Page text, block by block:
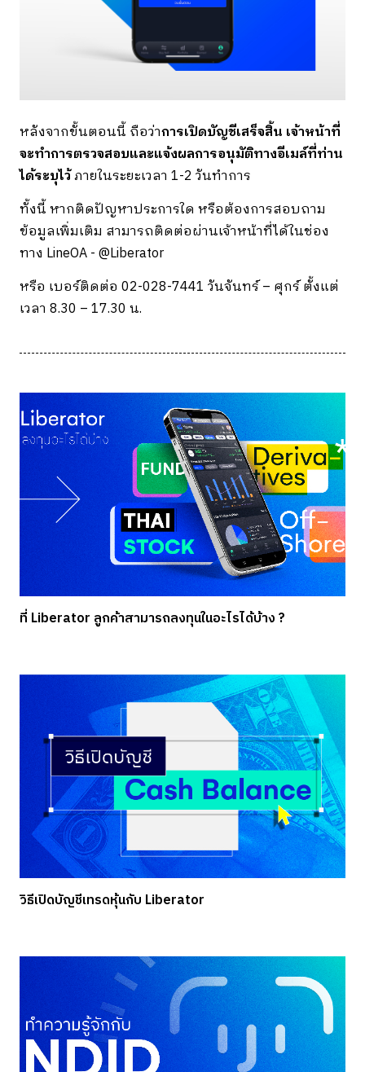
หลังจากขั้นตอนนี้ ถือว่าการเปิดบัญชีเสร็จสิ้น เจ้าหน้าที่
จะทำการตรวจสอบและแจ้งผลการอนุมัติทางอีเมล์ที่ท่าน
ได้ระบุไว้ภายในระยะเวลา 1-2 วันทำการ
ทั้งนี้ หากติดปัญหาประการใด หรือต้องการสอบถาม
ข้อมูลเพิ่มเติม สามารถติดต่อผ่านเจ้าหน้าที่ได้ในช่อง
ทาง LineOA - @Liberator
หรือ เบอร์ติดต่อ 02-028-7441 วันจันทร์ – ศุกร์ ตั้งแต่
เวลา 8.30 – 17.30 น.
ที่ Liberator ลูกค้าสามารถลงทุนในอะไรได้บ้าง ?
วิธีเปิดบัญชีเทรดหุ้นกับ Liberator